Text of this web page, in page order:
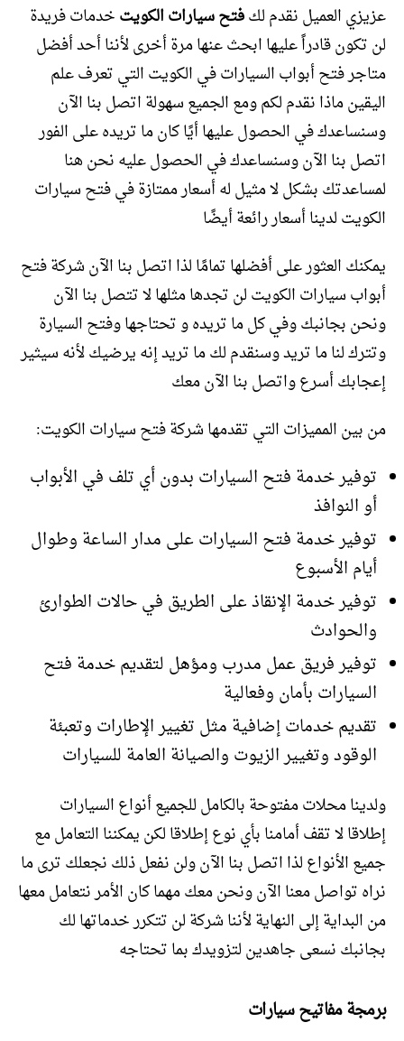
عزيزي العميل نقدم لكفتح سيارات الكويتخدمات فريدة
لن تكون قادراً عليها ابحث عنها مرة أخرى لأننا أحد أفضل
متاجر فتح أبواب السيارات في الكويت التي تعرف علم
اليقين ماذا نقدم لكم ومع الجميع سهولة اتصل بنا الآن
وسنساعدك في الحصول عليها أيًا كان ما تريده على الفور
اتصل بنا الآن وسنساعدك في الحصول عليه نحن هنا
لمساعدتك بشكل لا مثيل له أسعار ممتازة في فتح سيارات
الكويت لدينا أسعار رائعة أيضًا
يمكنك العثور على أفضلها تمامًا لذا اتصل بنا الآن شركة فتح
أبواب سيارات الكويت لن تجدها مثلها لا تتصل بنا الآن
ونحن بجانبك وفي كل ما تريده و تحتاجها وفتح السيارة
وتترك لنا ما تريد وسنقدم لك ما تريد إنه يرضيك لأنه سيثير
إعجابك أسرع واتصل بنا الآن معك
من بين المميزات التي تقدمها شركة فتح سيارات الكويت:
توفير خدمة فتح السيارات بدون أي تلف في الأبواب
أو النوافذ
توفير خدمة فتح السيارات على مدار الساعة وطوال
أيام الأسبوع
توفير خدمة الإنقاذ على الطريق في حالات الطوارئ
والحوادث
توفير فريق عمل مدرب ومؤهل لتقديم خدمة فتح
السيارات بأمان وفعالية
تقديم خدمات إضافية مثل تغيير الإطارات وتعبئة
الوقود وتغيير الزيوت والصيانة العامة للسيارات
ولدينا محلات مفتوحة بالكامل للجميع أنواع السيارات
إطلاقا لا تقف أمامنا بأي نوع إطلاقا لكن يمكننا التعامل مع
جميع الأنواع لذا اتصل بنا الآن ولن نفعل ذلك نجعلك ترى ما
نراه تواصل معنا الآن ونحن معك مهما كان الأمر نتعامل معها
من البداية إلى النهاية لأننا شركة لن تتكرر خدماتها لك
بجانبك نسعى جاهدين لتزويدك بما تحتاجه
برمجة مفاتيح سيارات